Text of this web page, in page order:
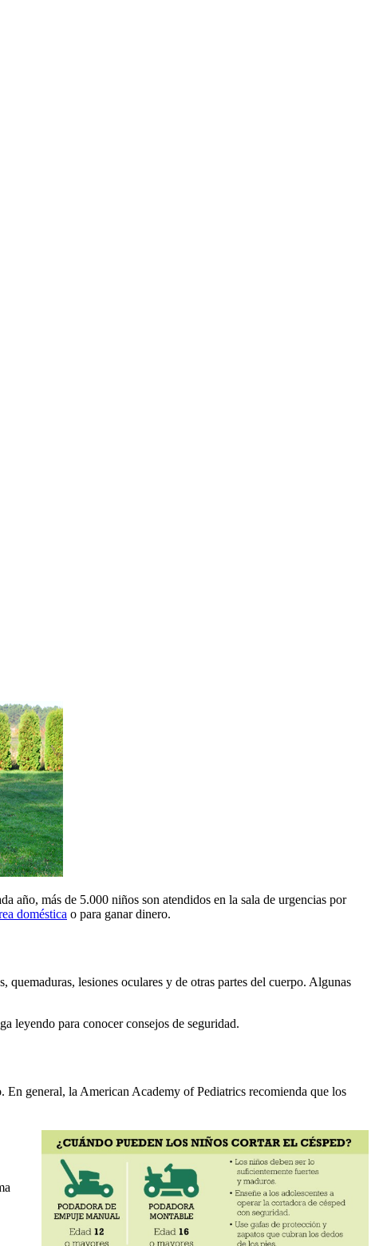
año, más de 5.000 niños son atendidos en la sala de urgencias por
doméstica o para ganar dinero.
lesiones oculares y de otras partes del cuerpo. Algunas
leyendo para conocer consejos de seguridad.
general, la American Academy of Pediatrics recomienda que los